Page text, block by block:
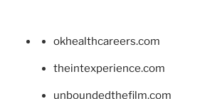
okhealthcareers.com
theintexperience.com
unboundedthefilm.com